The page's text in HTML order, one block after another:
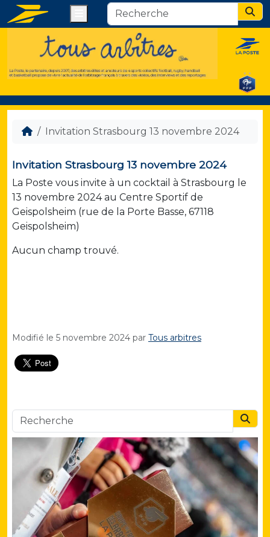
Invitation Strasbourg 13 novembre 2024
Invitation Strasbourg 13 novembre 2024
La Poste vous invite à un cocktail à Strasbourg le
13 novembre 2024 au Centre Sportif de
Geispolsheim (rue de la Porte Basse, 67118
Geispolsheim)
Aucun champ trouvé.
Modifié le 5 novembre 2024 par Tous arbitres